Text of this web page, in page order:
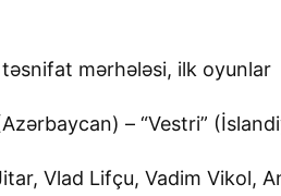
təsnifat mərhələsi, ilk oyunlar
– “Vestri”
Vlad Lifçu, Vadim Vikol,